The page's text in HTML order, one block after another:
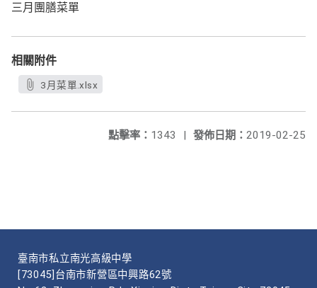
三月團膳菜單
相關附件
3月菜單.xlsx
發佈日期： 2019-02-25
點擊率： 1343 |
臺南市私立南光高級中學
[73045]台南市新營區中興路62號